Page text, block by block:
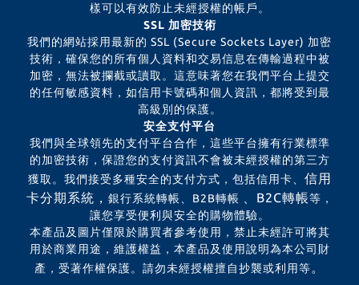
樣可以有效防止未經授權的帳戶。
SSL 加密技術
我們的網站採用最新的 SSL (Secure Sockets Layer) 加密
技術，確保您的所有個人資料和交易信息在傳輸過程中被
加密，無法被攔截或讀取。這意味著您在我們平台上提交
的任何敏感資料，如信用卡號碼和個人資訊，都將受到最
高級別的保護。
安全支付平台
我們與全球領先的支付平台合作，這些平台擁有行業標準
的加密技術，保證您的支付資訊不會被未經授權的第三方
獲取。我們接受多種安全的支付方式，包括信用卡、 信用
卡分期系統， 銀行系統轉帳、B2B轉帳 、B2C轉帳等，
讓您享受便利與安全的購物體驗。
本產品及圖片僅限於購買者參考使用，禁止未經許可將其
用於商業用途，維護權益，本產品及使用說明為本公司財
產，受著作權保護。請勿未經授權擅自抄襲或利用等。